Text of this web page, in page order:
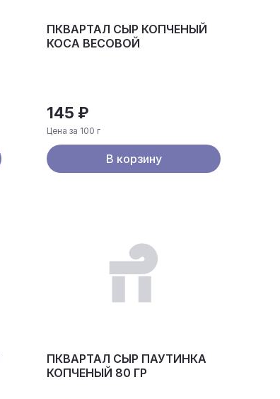
ПКВАРТАЛ СЫР КОПЧЕНЫЙ
КОСА ВЕСОВОЙ
145 ₽
Цена за 100 г
В корзину
ПКВАРТАЛ СЫР ПАУТИНКА
КОПЧЕНЫЙ 80 ГР